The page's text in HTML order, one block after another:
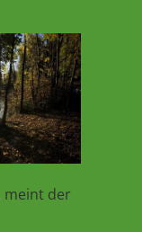
meint der